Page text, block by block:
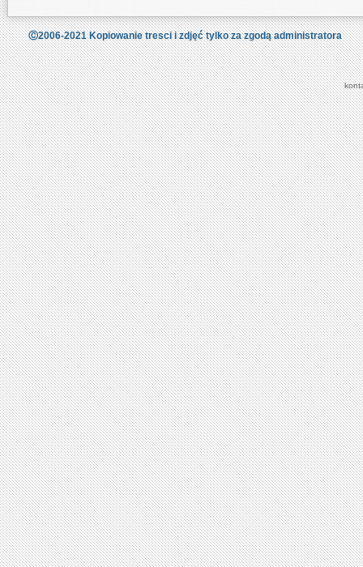
Ⓒ2006-2021 Kopiowanie tresci i zdjęć tylko za zgodą administratora